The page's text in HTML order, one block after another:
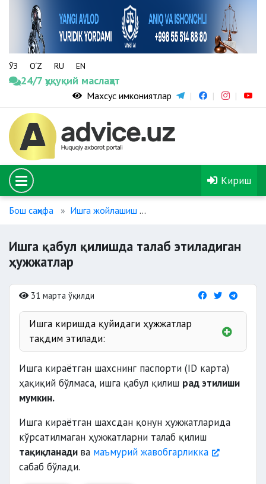
ЎЗ O‘Z RU EN
24/7 ҳуқуқий маслаҳат
Махсус имкониятлар
Кириш
Бош саҳифа Ишга жойлашиш
Ишга қабул қилишда талаб этиладиган
ҳужжатлар
31 марта ўқилди
Ишга киришда қуйидаги ҳужжатлар
тақдим этилади:
16 ёшгача бўлган
меҳнат дафтарчаси (биринчи марта ишга
кираётганлар тақдим этмайди),
асосий иш
жойидан маълумотнома
ҳарбий билет
Ишга кираётган шахснинг паспорти (ID карта)
ҳақиқий бўлмаса, ишга қабул қилиш рад этилиши
мумкин.
Ишга кираётган шахсдан қонун ҳужжатларида
кўрсатилмаган ҳужжатларни талаб қилиш
тақиқланади ва маъмурий жавобгарликка
сабаб бўлади.